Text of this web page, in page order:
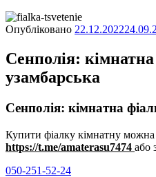
Опубліковано 22.12.2022
Сенполія:
узамбарська
Сенполія: кімнатна
Купити фіалку кімнатну
https://t.me/amaterasu7474 або
050-251-52-24